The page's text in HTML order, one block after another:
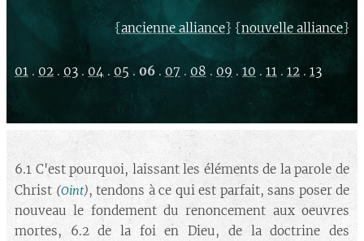
{ancienne alliance} {nouvelle alliance}
01 . 02 . 03 . 04 . 05 . 06 . 07 . 08 . 09.10 . 11 . 12 . 13
6.1 C'est pourquoi, laissant les éléments de la parole de
Christ (Oint), tendons à ce qui est parfait, sans poser de
nouveau le fondement du renoncement aux oeuvres
mortes, 6.2 de la foi en Dieu, de la doctrine des